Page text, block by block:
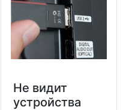
Не видит
устройства